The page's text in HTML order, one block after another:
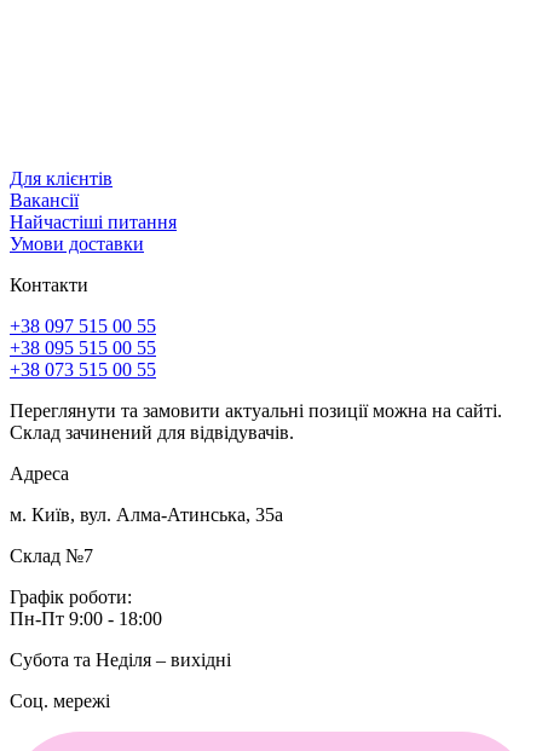
Для клієнтів
Вакансії
Найчастіші питання
Умови доставки
Контакти
+38 097 515 00 55
+38 095 515 00 55
+38 073 515 00 55
Переглянути та замовити актуальні позиції можна на сайті.
Склад зачинений для відвідувачів.
Адреса
м. Київ, вул. Алма-Атинська, 35а
Склад №7
Графік роботи:
Пн-Пт 9:00 - 18:00
Субота та Неділя – вихідні
Соц. мережі